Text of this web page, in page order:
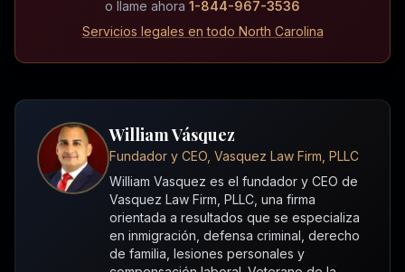
o llame ahora 1-844-967-3536
Servicios legales en todo North Carolina
William Vásquez
Fundador y CEO, Vasquez Law Firm, PLLC
William Vasquez es el fundador y CEO de
Vasquez Law Firm, PLLC, una firma
orientada a resultados que se especializa
en inmigración, defensa criminal, derecho
de familia, lesiones personales y